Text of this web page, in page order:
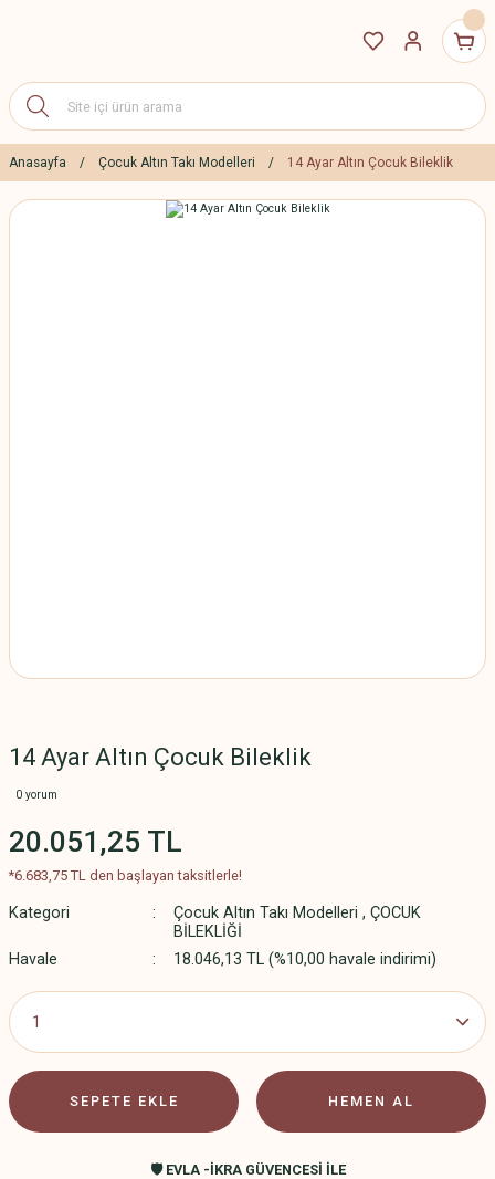
Anasayfa Çocuk Altın Takı Modelleri 14 Ayar Altın Çocuk Bileklik
14 Ayar Altın Çocuk Bileklik
0 yorum
20.051,25 TL
*6.683,75 TL den başlayan taksitlerle!
Kategori Çocuk Altın Takı Modelleri , ÇOCUK
BİLEKLİĞİ
Havale
18.046,13 TL (%10,00 havale indirimi)
SEPETE EKLE HEMEN AL
🛡️ EVLA -İKRA GÜVENCESİ İLE